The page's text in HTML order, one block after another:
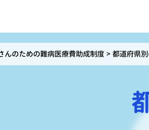
んのための難病医療費助成制度 都道府県